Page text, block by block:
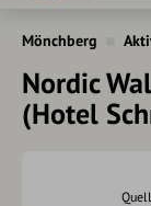
Mönchberg
Nordic
(Hotel